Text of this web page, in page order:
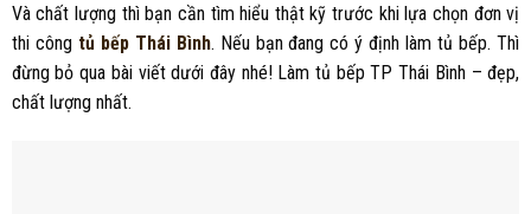
Và chất lượng thì bạn cần tìm hiểu thật kỹ trước khi lựa chọn đơn vị
thi công tủ bếp Thái Bình. Nếu bạn đang có ý định làm tủ bếp. Thì
đừng bỏ qua bài viết dưới đây nhé! Làm tủ bếp TP Thái Bình – đẹp,
chất lượng nhất.